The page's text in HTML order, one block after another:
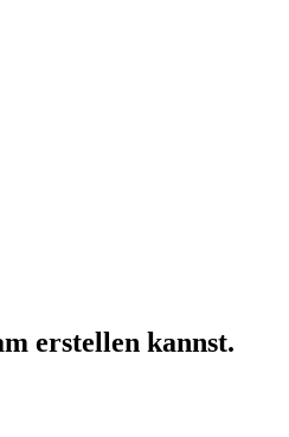
erstellen kannst.